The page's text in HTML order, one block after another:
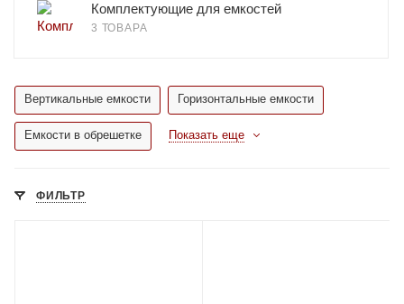
Комплектующие для емкостей
3 ТОВАРА
Вертикальные емкости Горизонтальные емкости
Емкости в обрешетке Показать еще
ФИЛЬТР